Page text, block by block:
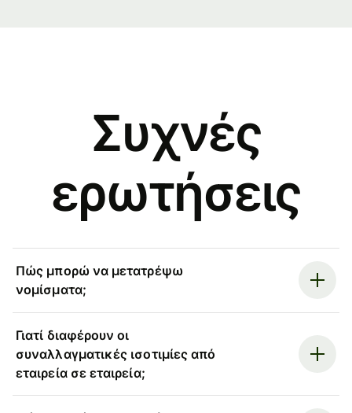
Συχνές
ερωτήσεις
Πώς μπορώ να μετατρέψω
νομίσματα;
Γιατί διαφέρουν οι
συναλλαγματικές ισοτιμίες από
εταιρεία σε εταιρεία;